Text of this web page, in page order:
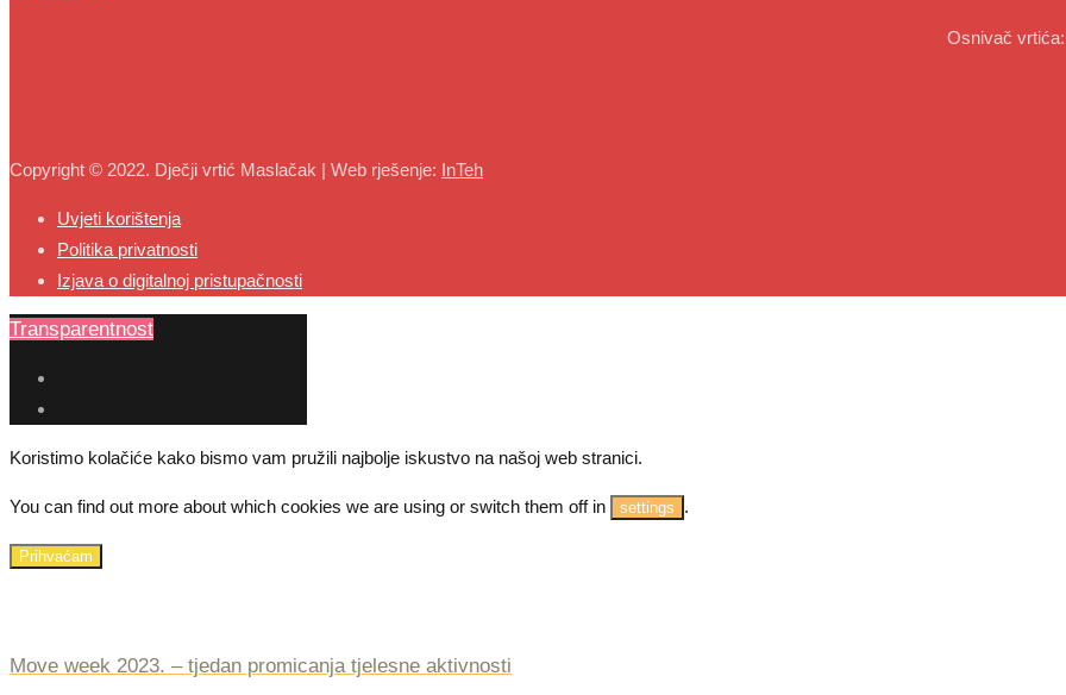
Osnivač
Copyright © 2022. Dječji vrtić Maslačak | Web rješenje: InTeh
Uvjeti korištenja
Politika privatnosti
Izjava o digitalnoj pristupačnosti
Transparentnost
Koristimo kolačiće kako bismo vam pružili najbolje iskustvo na našoj web stranici.
You can find out more about which cookies we are using or switch them off in settings .
Prihvaćam
Move week 2023. – tjedan promicanja tjelesne aktivnosti